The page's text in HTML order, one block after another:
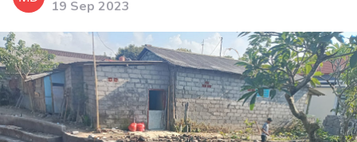
19 Sep 2023